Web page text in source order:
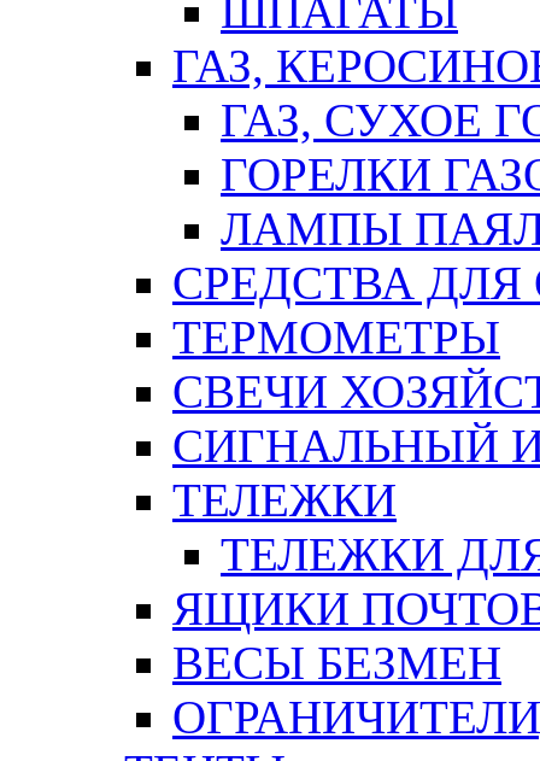
ШПАГАТЫ
ГАЗ,
ГАЗ, СУХОЕ
ГОРЕЛКИ
ЛАМПЫ
СРЕДСТВА
ТЕРМОМЕТРЫ
СВЕЧИ
СИГНАЛЬНЫЙ
ТЕЛЕЖКИ
ТЕЛЕЖКИ
ЯЩИКИ
ВЕСЫ БЕЗМЕН